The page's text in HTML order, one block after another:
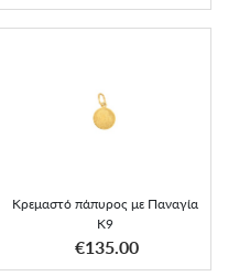
Κρεμαστό πάπυρος με Παναγία
Κ9
€135.00
Κρεμαστό πάπυρος με
Παναγία Κ9
ΑΠΟΚΤΗΣΕ ΤΟ